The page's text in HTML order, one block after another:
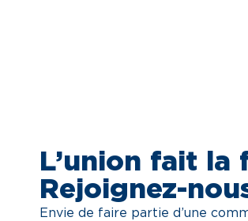
L’union fait la
Rejoignez-
Envie de faire partie d’une